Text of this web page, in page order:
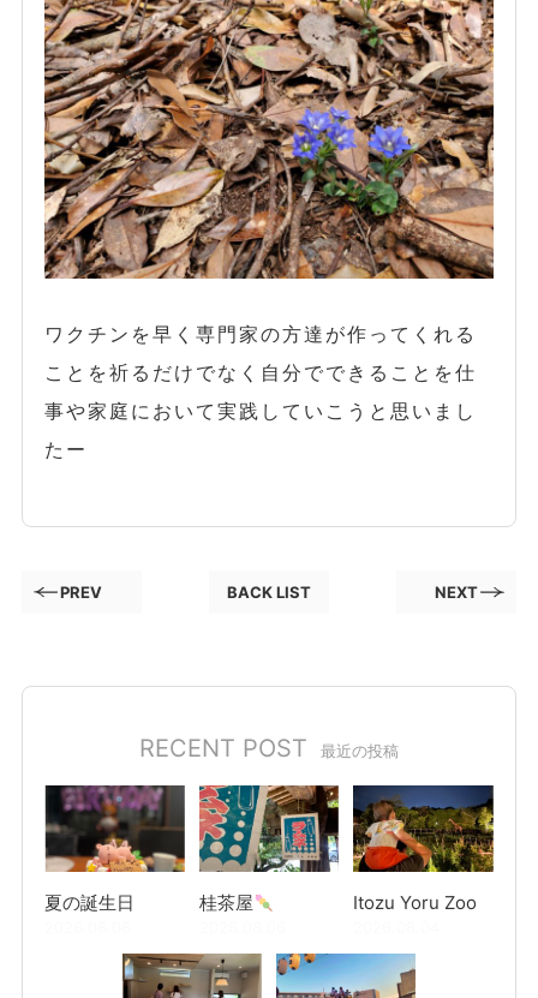
ワクチンを早く専門家の方達が作ってくれる
ことを祈るだけでなく自分でできることを仕
事や家庭において実践していこうと思いまし
たー
PREV BACK LIST NEXT
RECENT POST 最近の投稿
夏の誕生日 桂茶屋 Itozu Yoru Zoo